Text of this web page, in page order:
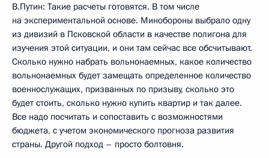
В.Путин: Такие расчеты готовятся. В том числе
на экспериментальной основе. Минобороны выбрало одну
из дивизий в Псковской области в качестве полигона для
изучения этой ситуации, и они там сейчас все обсчитывают.
Сколько нужно набрать вольнонаемных, какое количество
вольнонаемных будет замещать определенное количество
военнослужащих, призванных по призыву, сколько это
будет стоить, сколько нужно купить квартир и так далее.
Все надо посчитать и сопоставить с возможностями
бюджета, с учетом экономического прогноза развития
страны. Другой подход – просто болтовня.